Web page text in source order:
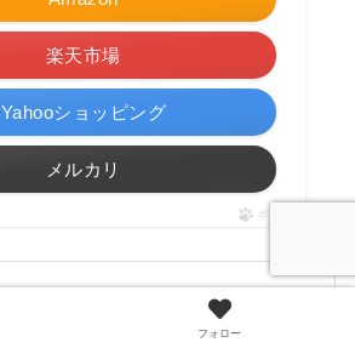
楽天市場
Yahooショッピング
メルカリ
ポチップ
フォロー